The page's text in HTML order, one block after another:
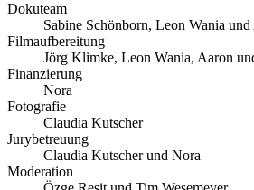
Dokuteam
Sabine Schönborn, Leon Wania und
Filmaufbereitung
Jörg Klimke, Leon Wania, Aaron
Finanzierung
Nora
Fotografie
Claudia Kutscher
Jurybetreuung
Claudia Kutscher und Nora
Moderation